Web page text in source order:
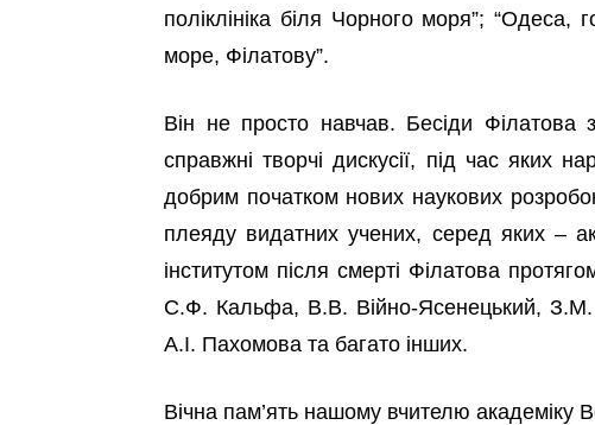
поліклініка біля Чорного моря”;
море, Філатову”.
Він не просто навчав. Бесіди Філатова
справжні творчі дискусії, під час яких
добрим початком нових наукових
плеяду видатних учених, серед яких –
інститутом після смерті Філатова
С.Ф. Кальфа, В.В. Війно-Ясенецький,
А.І. Пахомова та багато інших.
Вічна пам’ять нашому вчителю